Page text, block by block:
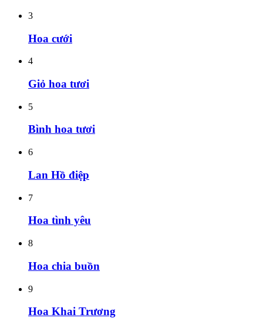
3
Hoa cưới
4
Giỏ hoa tươi
5
Bình hoa tươi
6
Lan Hồ điệp
7
Hoa tình yêu
8
Hoa chia buồn
9
Hoa Khai Trương